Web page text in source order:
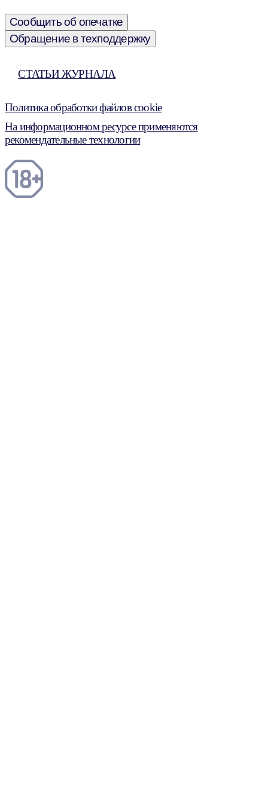
Сообщить об опечатке
Обращение в техподдержку
СТАТЬИ ЖУРНАЛА
Политика обработки файлов cookie
На информационном ресурсе применяются
рекомендательные технологии